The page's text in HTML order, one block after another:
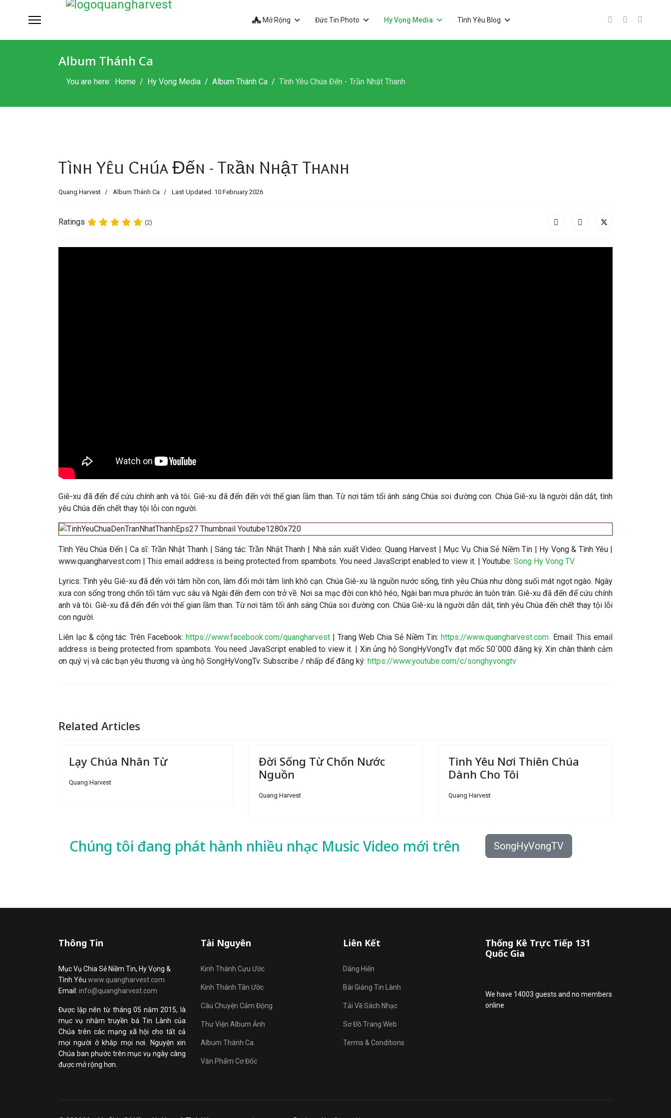
Mở Rộng Đức Tin Photo Hy Vọng Media Tình Yêu Blog
Album Thánh Ca
You are here: Home Hy Vọng Media Album Thánh Ca Tình Yêu Chúa Đến - Trần Nhật Thanh
Tình Yêu Chúa Đến - Trần Nhật Thanh
Quang Harvest Album Thánh Ca Last Updated: 10 February 2026
Ratings (2)
Giê-xu đã đến để cứu chính anh và tôi. Giê-xu đã đến đến với thế gian lầm than. Từ nơi tăm tối ánh sáng Chúa soi đường con. Chúa Giê-xu là người dẫn dắt, tình
yêu Chúa đến chết thay tội lỗi con người.
Tình Yêu Chúa Đến | Ca sĩ: Trần Nhật Thanh |Sáng tác:Trần Nhật Thanh | Nhà sản xuất Video: Quang Harvest | Mục Vụ Chia Sẻ Niềm Tin | Hy Vọng & Tình Yêu |
www.quangharvest.com | This email address is being protected from spambots. You need JavaScript enabled to view it. | Youtube: Song Hy Vong TV
Lyrics: Tình yêu Giê-xu đã đến với tâm hồn con, làm đổi mới tâm linh khô cạn. Chúa Giê-xu là nguồn nước sống, tình yêu Chúa như dòng suối mát ngọt ngào. Ngày
xưa con sống trong chốn tối tăm vực sâu và Ngài đến đem con trở về. Nơi sa mạc đời con khô héo, Ngài ban mưa phước ân tuôn tràn. Giê-xu đã đến để cứu chính
anh và tôi. Giê-xu đã đến đến với thế gian lầm than. Từ nơi tăm tối ánh sáng Chúa soi đường con. Chúa Giê-xu là người dẫn dắt, tình yêu Chúa đến chết thay tội lỗi
con người.
Liên lạc & cộng tác: Trên Facebook: https://www.facebook.com/quangharvest| Trang Web Chia Sẻ Niềm Tin: https://www.quangharvest.comEmail:This email
address is being protected from spambots. You need JavaScript enabled to view it. | Xin ủng hộ SongHyVongTv đạt mốc 50`000 đăng ký. Xin chân thành cảm
ơn quý vị và các bạn yêu thương và ủng hộ SongHyVongTv. Subscribe / nhấp để đăng ký: https://www.youtube.com/c/songhyvongtv
Related Articles
Lạy Chúa Nhân Từ
Quang Harvest
Đời Sống Từ Chốn Nước
Nguồn
Quang Harvest
Tình Yêu Nơi Thiên Chúa
Dành Cho Tôi
Quang Harvest
Chúng tôi đang phát hành nhiều nhạc Music Video mới trên SongHyVongTV
Thông Tin
Mục Vụ Chia Sẻ Niềm Tin, Hy Vọng &
Tình Yêu www.quangharvest.com
Email: info@quangharvest.com
Được lập nên từ tháng 05 năm 2015, là
mục vụ nhằm truyền bá Tin Lành của
Chúa trên các mạng xã hội cho tất cả
mọi người ở khắp mọi nơi. Nguyện xin
Chúa ban phước trên mục vụ ngày càng
được mở rộng hơn.
Tài Nguyên
Kinh Thánh Cựu Ước
Kinh Thánh Tân Ước
Câu Chuyện Cảm Động
Thư Viện Album Ảnh
Album Thánh Ca
Văn Phẩm Cơ Đốc
Liên Kết
Dâng Hiến
Bài Giảng Tin Lành
Tải Về Sách Nhạc
Sơ Đồ Trang Web
Terms & Conditions
Thống Kê Trực Tiếp 131
Quốc Gia
We have 14003 guests and no members
online